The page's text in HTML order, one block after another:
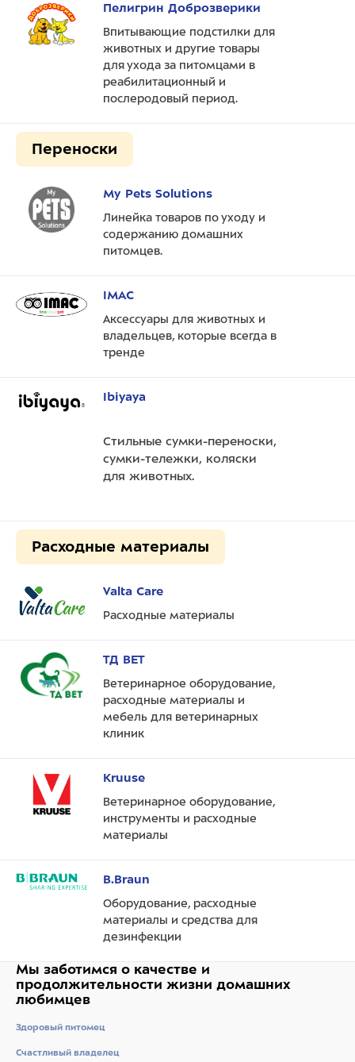
Пелигрин Доброзверики
Впитывающие подстилки для
животных и другие товары
для ухода за питомцами в
реабилитационный и
послеродовый период.
Переноски
My Pets Solutions
Линейка товаров по уходу и
содержанию домашних
питомцев.
IMAC
Аксессуары для животных и
владельцев, которые всегда в
тренде
Ibiyaya
Стильные сумки-переноски,
сумки-тележки, коляски
для животных.
Расходные материалы
Valta Care
Расходныe материалы
ТД ВЕТ
Ветеринарное оборудование,
расходные материалы и
мебель для ветеринарных
клиник
Kruuse
Ветеринарное оборудование,
инструменты и расходные
материалы
B.Braun
Оборудование, расходные
материалы и средства для
дезинфекции
Мы заботимся о качестве и
продолжительности жизни домашних
любимцев
Здоровый питомец
Счастливый владелец